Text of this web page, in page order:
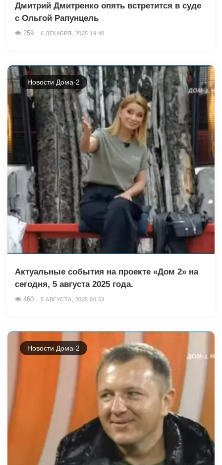
Дмитрий Дмитренко опять встретится в суде
с Ольгой Рапунцель
259 6 ДЕКАБРЯ, 2025 19:40
Новости Дома-2
Актуальные события на проекте «Дом 2» на
сегодня, 5 августа 2025 года.
460 5 АВГУСТА, 2025 00:53
Новости Дома-2